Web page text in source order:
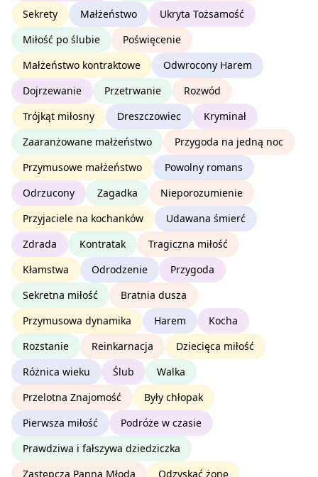
Sekrety
Małżeństwo
Ukryta Tożsamość
Miłość po ślubie
Poświęcenie
Małżeństwo kontraktowe
Odwrocony Harem
Dojrzewanie
Przetrwanie
Rozwód
Trójkąt miłosny
Dreszczowiec
Kryminał
Zaaranżowane małżeństwo
Przygoda na jedną noc
Przymusowe małżeństwo
Powolny romans
Odrzucony
Zagadka
Nieporozumienie
Przyjaciele na kochanków
Udawana śmierć
Zdrada
Kontratak
Tragiczna miłość
Kłamstwa
Odrodzenie
Przygoda
Sekretna miłość
Bratnia dusza
Przymusowa dynamika
Harem
Kocha
Rozstanie
Reinkarnacja
Dziecięca miłość
Różnica wieku
Ślub
Walka
Przelotna Znajomość
Były chłopak
Pierwsza miłość
Podróże w czasie
Prawdziwa i fałszywa dziedziczka
Zastępcza Panna Młoda
Odzyskać żonę